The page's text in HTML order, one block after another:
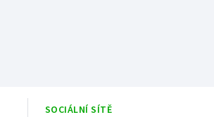
SOCIÁLNÍ SÍTĚ